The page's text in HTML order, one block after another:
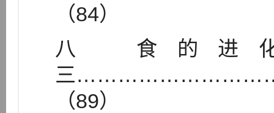
（84）
八 食的进
三
（89）